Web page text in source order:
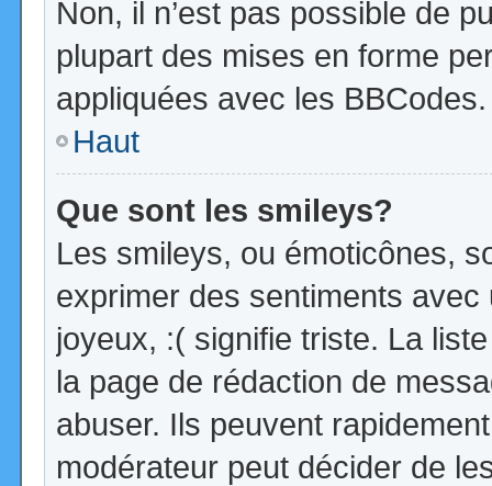
Non, il n’est pas possible de
plupart des mises en forme
appliquées avec les BBCodes.
Haut
Que sont les smileys?
Les smileys, ou émoticônes,
exprimer des sentiments
joyeux, :( signifie triste. La
la page de rédaction de
abuser. Ils peuvent
modérateur peut décider de